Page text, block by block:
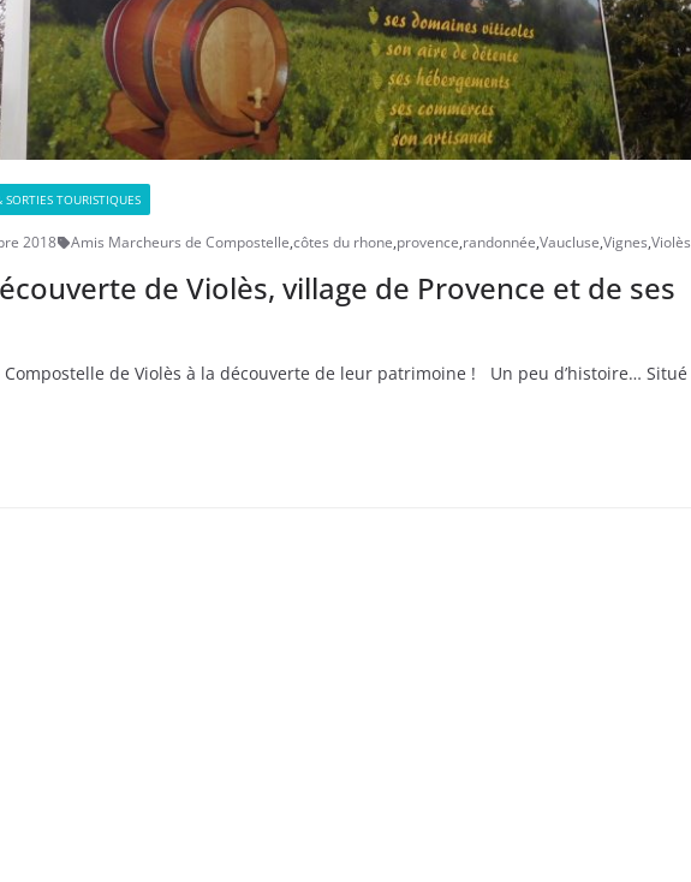
TOURISTIQUES
2018 Amis Marcheurs de Compostelle,côtes du rhone,provence,randonnée,Vaucluse,Vignes,Violès
de Violès, village de Provence et de ses
Compostelle de Violès à la découverte de leur patrimoine ! Un peu d’histoire… Situé